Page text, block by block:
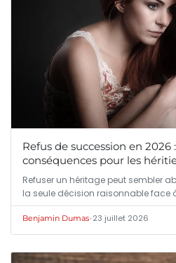
Refus de succession en 2026
conséquences pour les
Refuser un héritage peut sembler
la seule décision raisonnable face
Benjamin Dumas•23 juillet 2026